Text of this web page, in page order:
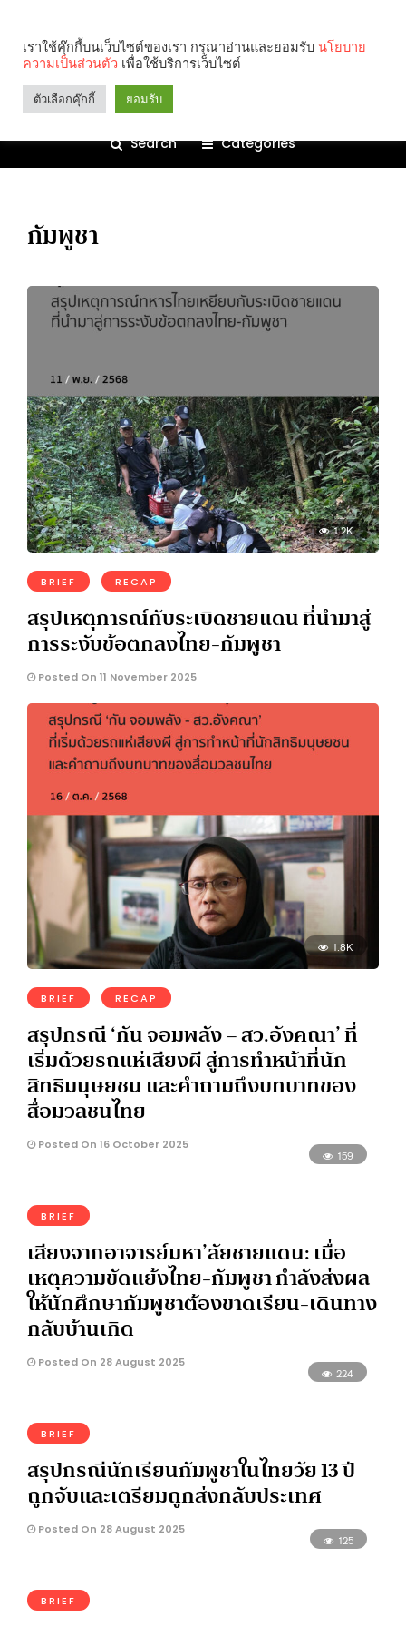
Search Categories
กัมพูชา
1.2K
BRIEF RECAP
สรุปเหตุการณ์กับระเบิดชายแดน ที่นำมาสู่
การระงับข้อตกลงไทย-กัมพูชา
Posted On 11 November 2025
1.8K
BRIEF RECAP
สรุปกรณี ‘กัน จอมพลัง – สว.อังคณา’ ที่
เริ่มด้วยรถแห่เสียงผี สู่การทำหน้าที่นัก
สิทธิมนุษยชน และคำถามถึงบทบาทของ
สื่อมวลชนไทย
Posted On 16 October 2025
159
BRIEF
เสียงจากอาจารย์มหา’ลัยชายแดน: เมื่อ
เหตุความขัดแย้งไทย-กัมพูชา กำลังส่งผล
ให้นักศึกษากัมพูชาต้องขาดเรียน-เดินทาง
กลับบ้านเกิด
Posted On 28 August 2025
224
BRIEF
สรุปกรณีนักเรียนกัมพูชาในไทยวัย 13 ปี
ถูกจับและเตรียมถูกส่งกลับประเทศ
Posted On 28 August 2025
125
BRIEF
เราใช้คุ๊กกี้บนเว็บไซต์ของเรา กรุณาอ่านและยอมรับ นโยบาย
ความเป็นส่วนตัว เพื่อใช้บริการเว็บไซต์
ตัวเลือกคุ๊กกี้ ยอมรับ